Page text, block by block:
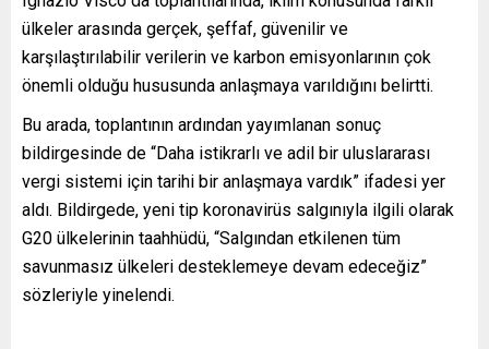
ülkeler arasında gerçek, şeffaf, güvenilir ve
karşılaştırılabilir verilerin ve karbon emisyonlarının çok
önemli olduğu hususunda anlaşmaya varıldığını belirtti.
Bu arada, toplantının ardından yayımlanan sonuç
bildirgesinde de “Daha istikrarlı ve adil bir uluslararası
vergi sistemi için tarihi bir anlaşmaya vardık” ifadesi yer
aldı. Bildirgede, yeni tip koronavirüs salgınıyla ilgili olarak
G20 ülkelerinin taahhüdü, “Salgından etkilenen tüm
savunmasız ülkeleri desteklemeye devam edeceğiz”
sözleriyle yinelendi.